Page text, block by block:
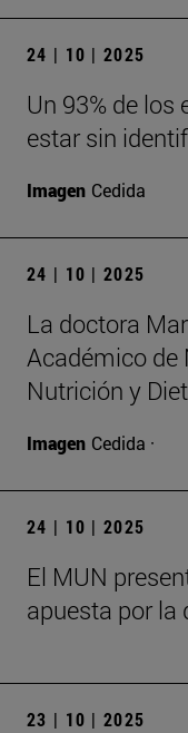
24 | 10 | 2025
Un 93% de
estar sin
Imagen Cedida
24 | 10 | 2025
La doctora
Académico de
Nutrición y
Imagen Cedida ·
24 | 10 | 2025
El MUN
apuesta por la
23 | 10 | 2025